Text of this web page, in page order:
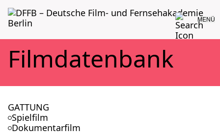
MENÜ
Film­da­ten­bank
GATTUNG
Spielfilm
Dokumentarfilm